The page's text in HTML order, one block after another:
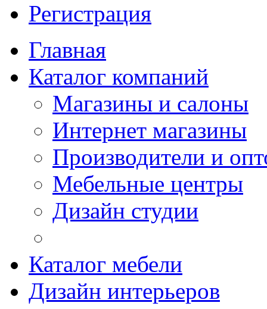
Регистрация
Главная
Каталог компаний
Магазины и салоны
Интернет магазины
Производители и
Мебельные центры
Дизайн студии
Каталог мебели
Дизайн интерьеров